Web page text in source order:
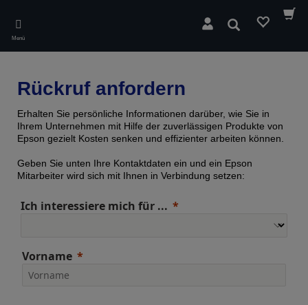
main
content
Menü
Suchen
Rückruf anfordern
Erhalten Sie persönliche Informationen darüber, wie Sie in
Ihrem Unternehmen mit Hilfe der zuverlässigen Produkte von
Epson gezielt Kosten senken und effizienter arbeiten können.
Geben Sie unten Ihre Kontaktdaten ein und ein Epson
Mitarbeiter wird sich mit Ihnen in Verbindung setzen:
Ich interessiere mich für ...
Vorname